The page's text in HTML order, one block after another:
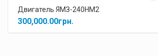
Двигатель ЯМЗ-240НМ2
300,000.00грн.